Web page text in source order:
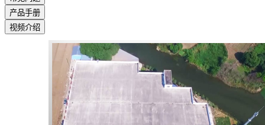
产品手册
视频介绍